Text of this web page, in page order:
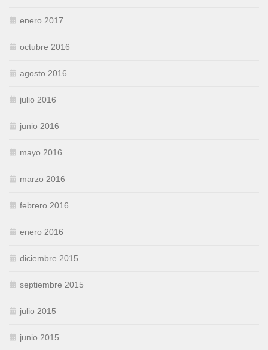
enero 2017
octubre 2016
agosto 2016
julio 2016
junio 2016
mayo 2016
marzo 2016
febrero 2016
enero 2016
diciembre 2015
septiembre 2015
julio 2015
junio 2015